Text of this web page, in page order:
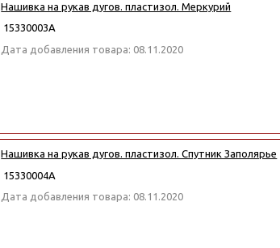
Нашивка на рукав дугов. пластизол. Меркурий
15330003А
Дата добавления товара: 08.11.2020
Нашивка на рукав дугов. пластизол. Спутник Заполярье
15330004А
Дата добавления товара: 08.11.2020